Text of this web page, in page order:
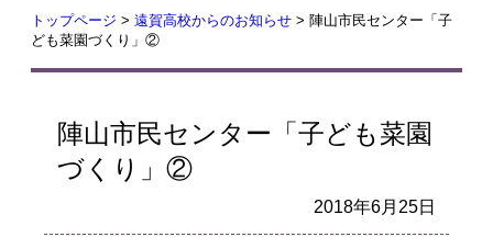
トップページ > 遠賀高校からのお知らせ > 陣山市民センター「子
ども菜園づくり」②
陣山市民センター「子ども菜園
づくり」②
2018年6月25日